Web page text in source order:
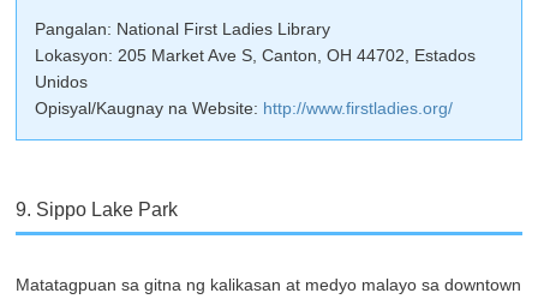
Pangalan: National First Ladies Library
Lokasyon: 205 Market Ave S, Canton, OH 44702, Estados
Unidos
Opisyal/Kaugnay na Website: http://www.firstladies.org/
9. Sippo Lake Park
Matatagpuan sa gitna ng kalikasan at medyo malayo sa downtown